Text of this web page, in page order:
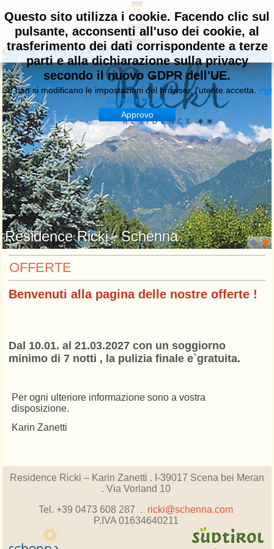
Residence Ricki . Schenna
Questo sito utilizza i cookie. Facendo clic sul
pulsante, acconsenti all'uso dei cookie, al
trasferimento dei dati corrispondente a terze
parti e alla dichiarazione sulla privacy
secondo il nuovo GDPR dell'UE.
Se non si modificano le impostazioni del browser, l'utente accetta. Per
saperne di piu'
Approvo
OFFERTE
Benvenuti alla pagina delle nostre offerte !
Dal 10.01. al 21.03.2027 con un soggiorno
minimo di 7 notti , la pulizia finale e`gratuita.
Per ogni ulteriore informazione sono a vostra
disposizione.
Karin Zanetti
Residence Ricki – Karin Zanetti . I-39017 Scena bei Meran
. Via Vorland 10
Tel. +39 0473 608 287 . ricki@schenna.com
P.IVA 01634640211